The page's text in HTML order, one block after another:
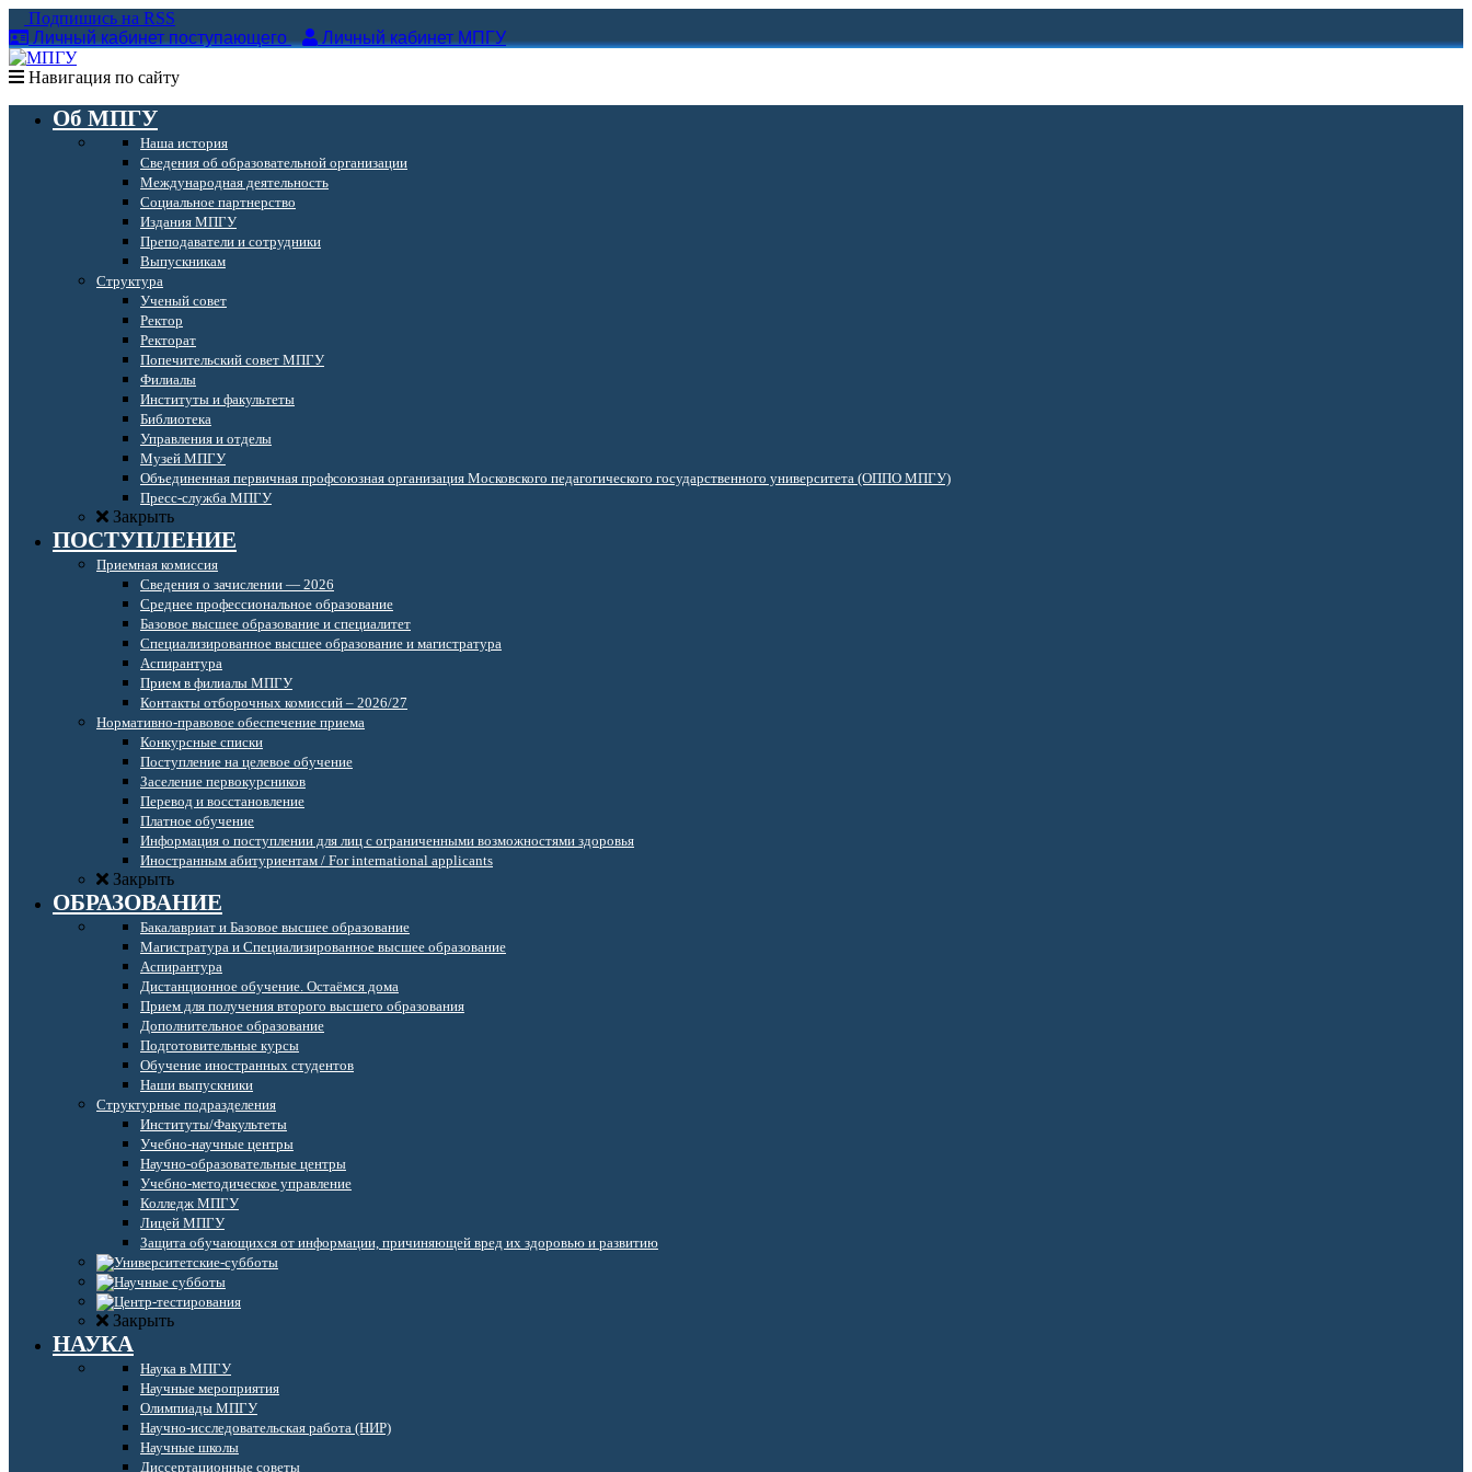
Подпишись на RSS
Личный кабинет поступающего
Личный кабинет МПГУ
Навигация по сайту
Об МПГУ
Наша история
Сведения об образовательной организации
Международная деятельность
Социальное партнерство
Издания МПГУ
Преподаватели и сотрудники
Выпускникам
Структура
Ученый совет
Ректор
Ректорат
Попечительский совет МПГУ
Филиалы
Институты и факультеты
Библиотека
Управления и отделы
Музей МПГУ
Объединенная первичная профсоюзная организация Московского педагогического государственного университета (ОППО МПГУ)
Пресс-служба МПГУ
Закрыть
ПОСТУПЛЕНИЕ
Приемная комиссия
Сведения о зачислении — 2026
Среднее профессиональное образование
Базовое высшее образование и специалитет
Специализированное высшее образование и магистратура
Аспирантура
Прием в филиалы МПГУ
Контакты отборочных комиссий – 2026/27
Нормативно-правовое обеспечение приема
Конкурсные списки
Поступление на целевое обучение
Заселение первокурсников
Перевод и восстановление
Платное обучение
Информация о поступлении для лиц с ограниченными возможностями здоровья
Иностранным абитуриентам / For international applicants
Закрыть
ОБРАЗОВАНИЕ
Бакалавриат и Базовое высшее образование
Магистратура и Специализированное высшее образование
Аспирантура
Дистанционное обучение. Остаёмся дома
Прием для получения второго высшего образования
Дополнительное образование
Подготовительные курсы
Обучение иностранных студентов
Наши выпускники
Структурные подразделения
Институты/Факультеты
Учебно-научные центры
Научно-образовательные центры
Учебно-методическое управление
Колледж МПГУ
Лицей МПГУ
Защита обучающихся от информации, причиняющей вред их здоровью и развитию
Закрыть
НАУКА
Наука в МПГУ
Научные мероприятия
Олимпиады МПГУ
Научно-исследовательская работа (НИР)
Научные школы
Диссертационные советы